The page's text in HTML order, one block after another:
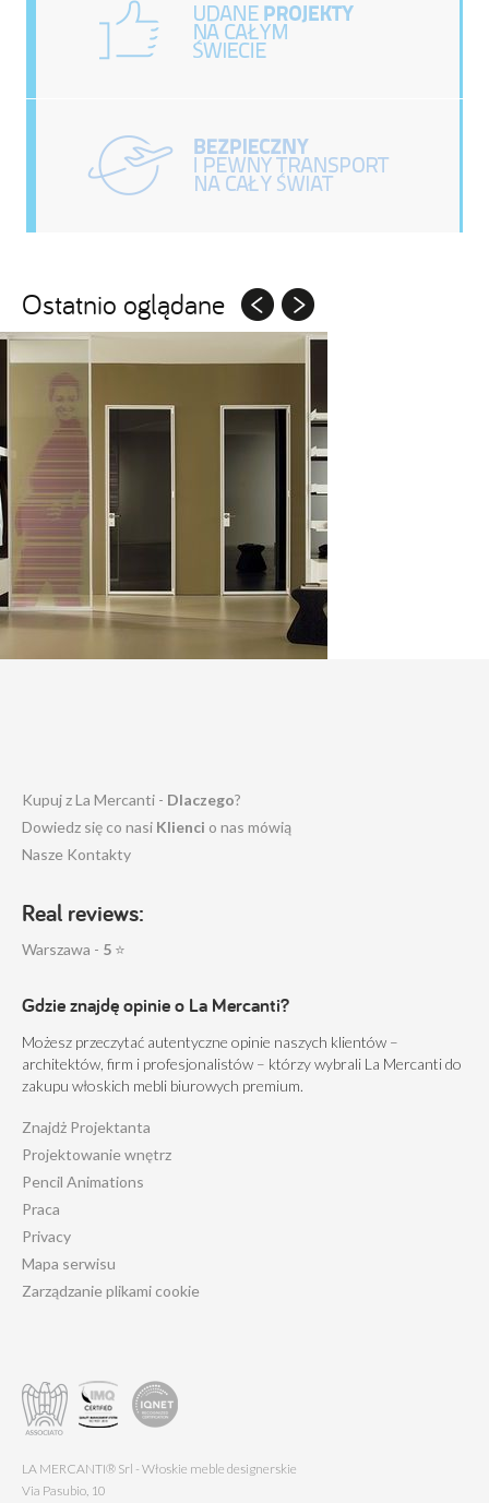
Ostatnio oglądane
Kupuj z La Mercanti - Dlaczego?
Dowiedz się co nasi Klienci o nas mówią
Nasze Kontakty
Real reviews:
Warszawa - 5 ⭐
Gdzie znajdę opinie o La Mercanti?
Możesz przeczytać autentyczne opinie naszych klientów –
architektów, firm i profesjonalistów – którzy wybrali La Mercanti do
zakupu włoskich mebli biurowych premium.
Znajdż Projektanta
Projektowanie wnętrz
Pencil Animations
Praca
Privacy
Mapa serwisu
Zarządzanie plikami cookie
LA MERCANTI® Srl - Włoskie meble designerskie
Via Pasubio, 10